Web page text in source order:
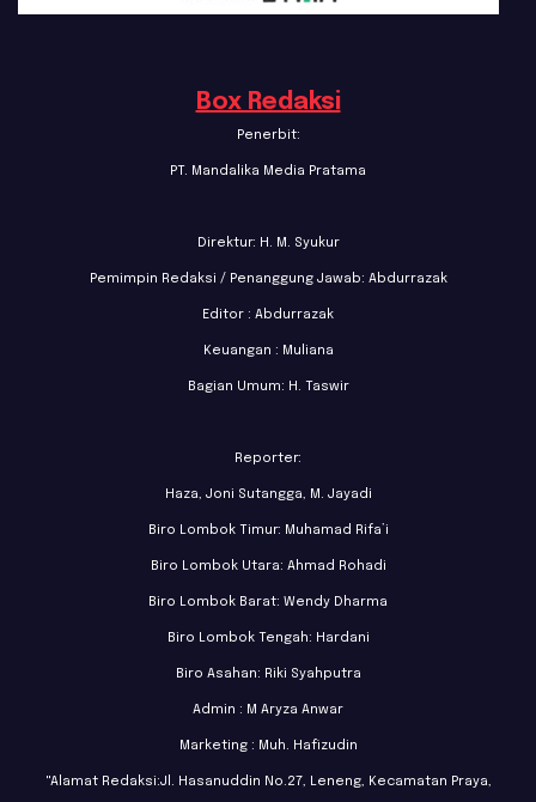
Box Redaksi
Penerbit:
PT. Mandalika Media Pratama
Direktur: H. M. Syukur
Pemimpin Redaksi / Penanggung Jawab: Abdurrazak
Editor : Abdurrazak
Keuangan : Muliana
Bagian Umum: H. Taswir
Reporter:
Haza, Joni Sutangga, M. Jayadi
Biro Lombok Timur: Muhamad Rifa’i
Biro Lombok Utara: Ahmad Rohadi
Biro Lombok Barat: Wendy Dharma
Biro Lombok Tengah: Hardani
Biro Asahan: Riki Syahputra
Admin : M Aryza Anwar
Marketing : Muh. Hafizudin
"Alamat Redaksi:Jl. Hasanuddin No.27, Leneng, Kecamatan Praya,